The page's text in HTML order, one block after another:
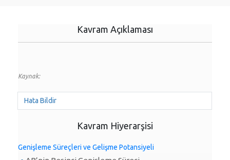
Kavram Açıklaması
Kaynak:
Hata Bildir
Kavram Hiyerarşisi
Genişleme Süreçleri ve Gelişme Potansiyeli